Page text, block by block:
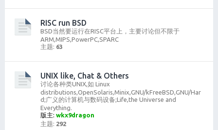
RISC run BSD
BSD当然要运行在RISC平台上，主要讨论但不限于
ARM,MIPS,PowerPC,SPARC
主题: 63
UNIX like, Chat & Others
讨论各种类UNIX,如 Linux
distributions,OpenSolaris,Minix,GNU/kFreeBSD,GNU/Har
d;广义的计算机与数码设备;Life,the Universe and
Everything.
版主: wkx9dragon
主题: 292